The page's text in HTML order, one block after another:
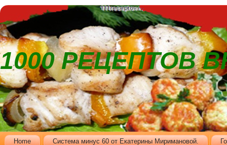
1000 РЕЦЕПТОВ
Home Cистема минус 60 от Екатерины Миримановой.